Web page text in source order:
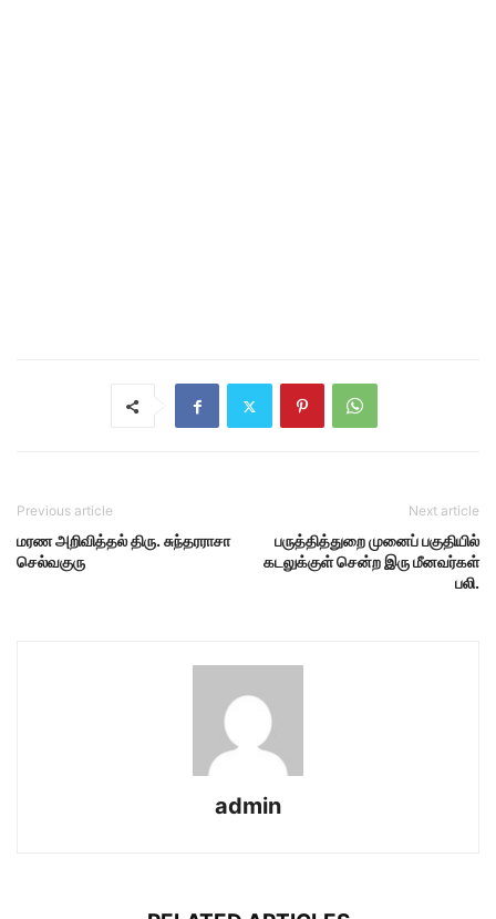
Previous article
மரண அறிவித்தல் திரு. சுந்தரராசா
செல்வகுரு
Next article
பருத்தித்துறை முனைப் பகுதியில்
கடலுக்குள் சென்ற இரு மீனவர்கள்
பலி.
admin